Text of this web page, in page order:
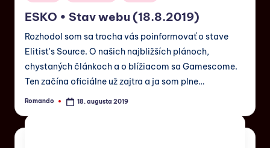
ESKO • Stav webu (18.8.2019)
Rozhodol som sa trocha vás poinformovať o stave
Elitist's Source. O našich najbližších plánoch,
chystaných článkoch a o blížiacom sa Gamescome.
Ten začína oficiálne už zajtra a ja som plne…
Romando 18. augusta 2019